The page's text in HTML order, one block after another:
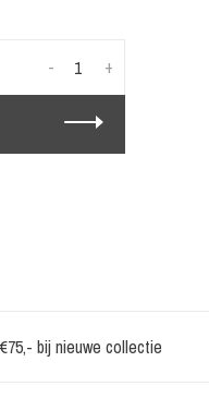
+
-
bij nieuwe collectie